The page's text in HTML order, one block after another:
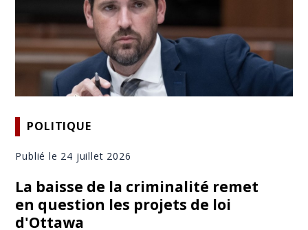
POLITIQUE
Publié le 24 juillet 2026
La baisse de la criminalité remet
en question les projets de loi
d'Ottawa